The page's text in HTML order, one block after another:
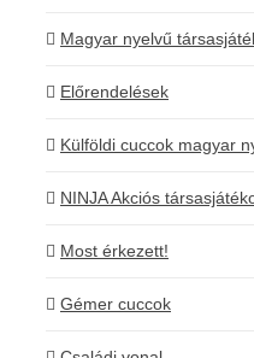
Magyar nyelvű
Előrendelések
Külföldi cuccok magyar
NINJA Akciós
Most érkezett!
Gémer cuccok